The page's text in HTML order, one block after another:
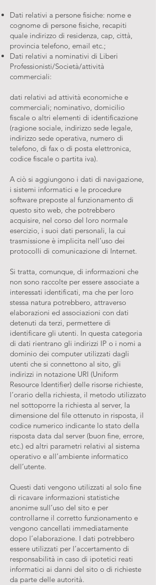
Dati relativi a persone fisiche: nome e
cognome di persone fisiche, recapiti
quale indirizzo di residenza, cap, città,
provincia telefono, email etc.;
Dati relativi a nominativi di Liberi
Professionisti/Società/attività
commerciali:
dati relativi ad attività economiche e
commerciali; nominativo, domicilio
fiscale o altri elementi di identificazione
(ragione sociale, indirizzo sede legale,
indirizzo sede operativa, numero di
telefono, di fax o di posta elettronica,
codice fiscale o partita iva).
A ciò si aggiungono i dati di navigazione,
i sistemi informatici e le procedure
software preposte al funzionamento di
questo sito web, che potrebbero
acquisire, nel corso del loro normale
esercizio, i suoi dati personali, la cui
trasmissione è implicita nell’uso dei
protocolli di comunicazione di Internet.
Si tratta, comunque, di informazioni che
non sono raccolte per essere associate a
interessati identificati, ma che per loro
stessa natura potrebbero, attraverso
elaborazioni ed associazioni con dati
detenuti da terzi, permettere di
identificare gli utenti. In questa categoria
di dati rientrano gli indirizzi IP o i nomi a
dominio dei computer utilizzati dagli
utenti che si connettono al sito, gli
indirizzi in notazione URI (Uniform
Resource Identifier) delle risorse richieste,
l’orario della richiesta, il metodo utilizzato
nel sottoporre la richiesta al server, la
dimensione del file ottenuto in risposta, il
codice numerico indicante lo stato della
risposta data dal server (buon fine, errore,
etc.) ed altri parametri relativi al sistema
operativo e all’ambiente informatico
dell’utente.
Questi dati vengono utilizzati al solo fine
di ricavare informazioni statistiche
anonime sull’uso del sito e per
controllarne il corretto funzionamento e
vengono cancellati immediatamente
dopo l’elaborazione. I dati potrebbero
essere utilizzati per l’accertamento di
responsabilità in caso di ipotetici reati
informatici ai danni del sito o di richieste
da parte delle autorità.